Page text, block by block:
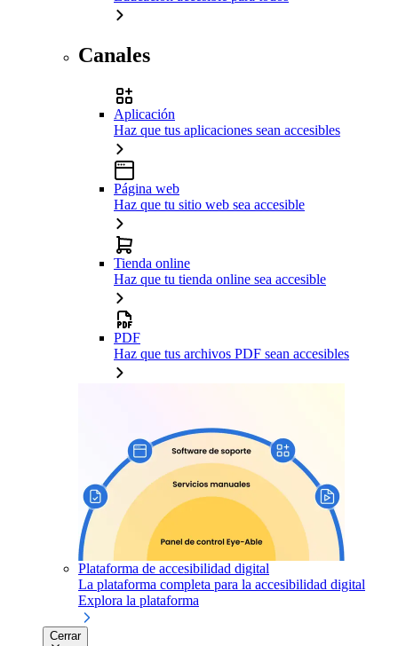
Canales
Aplicación
Haz que tus aplicaciones sean accesibles
Página web
Haz que tu sitio web sea accesible
Tienda online
Haz que tu tienda online sea accesible
PDF
Haz que tus archivos PDF sean accesibles
Plataforma de accesibilidad digital
La plataforma completa para la accesibilidad digital
Explora la plataforma
Cerrar